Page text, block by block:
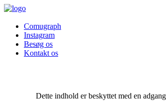
Comugraph
Instagram
Besøg os
Kontakt os
Dette indhold er beskyttet med en